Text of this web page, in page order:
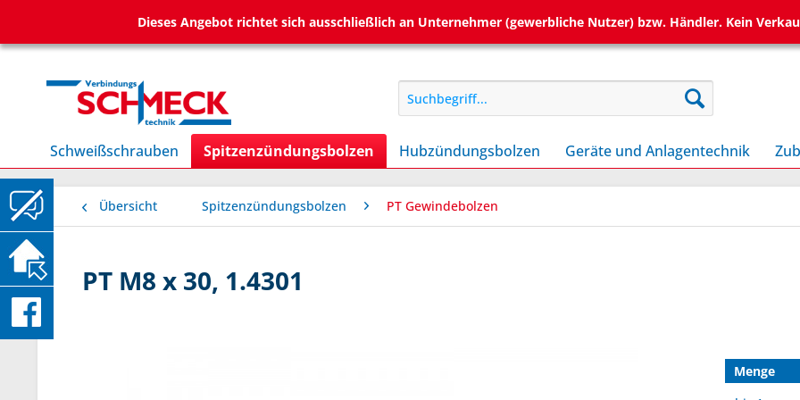
Dieses Angebot richtet sich ausschließlich an Unternehmer (gewerbliche Nutzer) bzw. Händler. Kein
Schweißschrauben Spitzenzündungsbolzen Hubzündungsbolzen Geräte und Anlagentechnik
Übersicht Spitzenzündungsbolzen PT Gewindebolzen
PT M8 x 30, 1.4301
Menge